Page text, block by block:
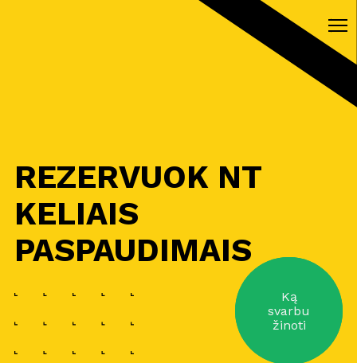
REZERVUOK NT
KELIAIS
PASPAUDIMAIS
Ką
svarbu
žinoti